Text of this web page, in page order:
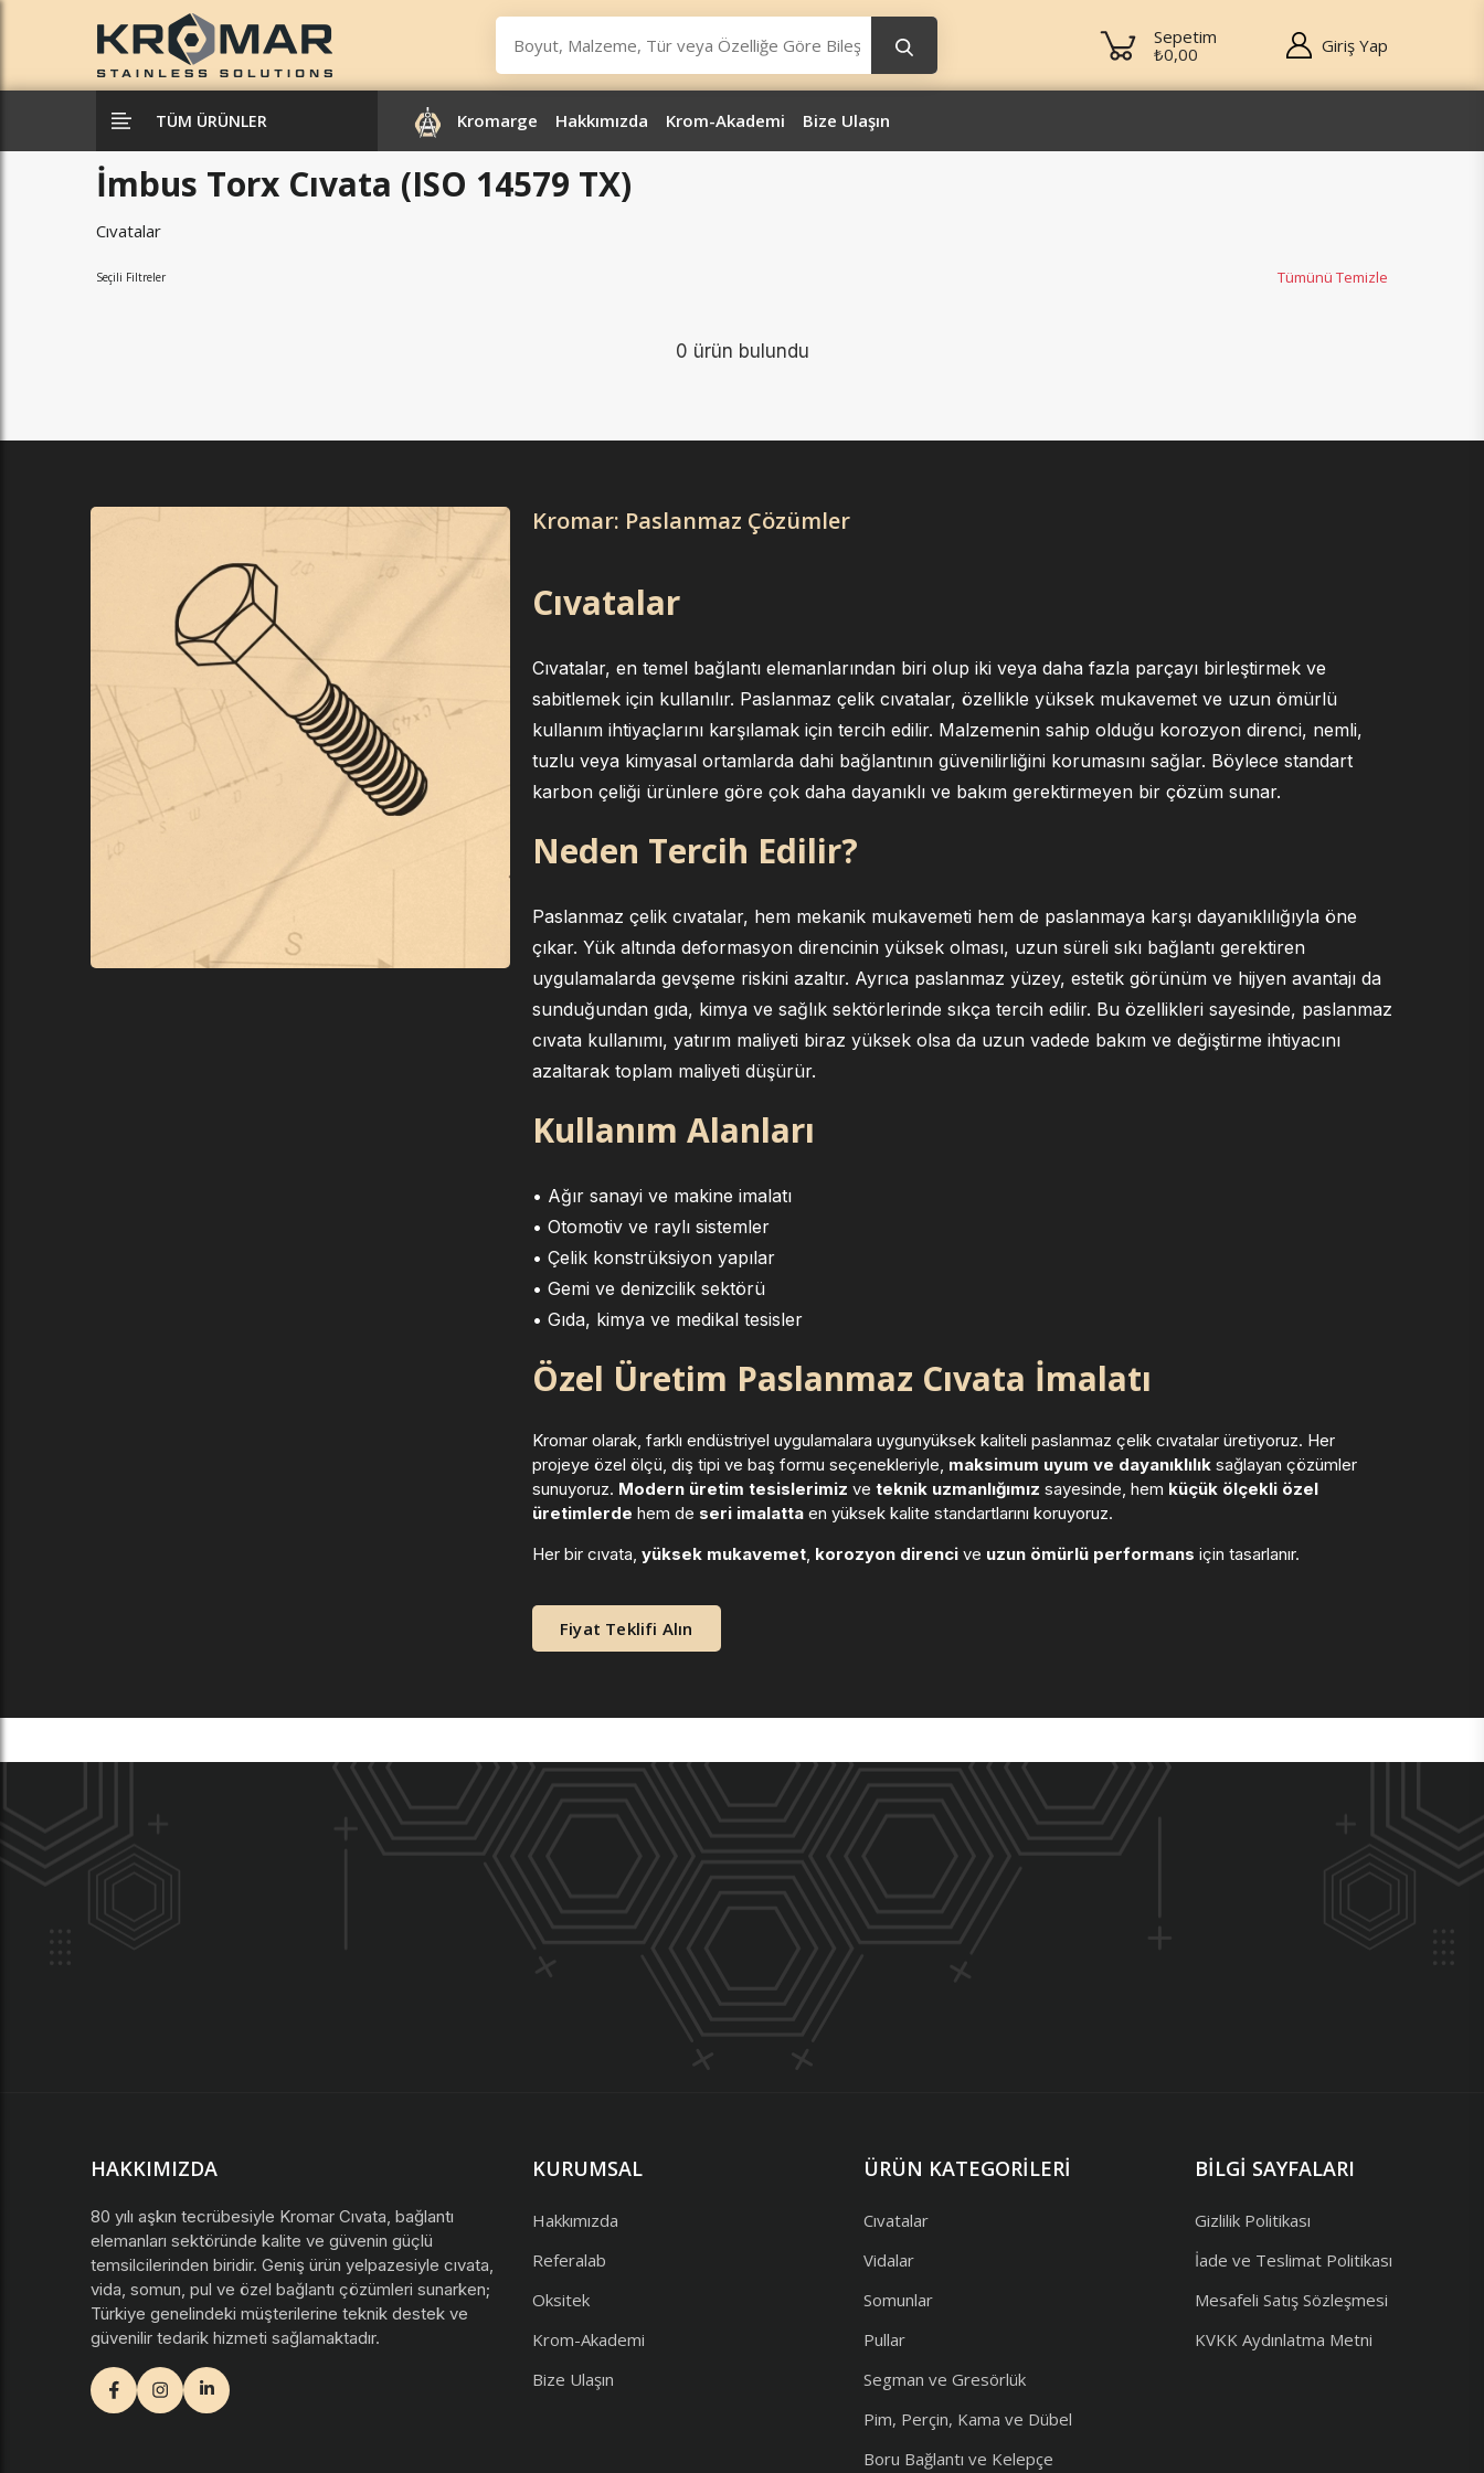
Sepetim
₺0,00
Giriş Yap
TÜM ÜRÜNLER Kromarge Hakkımızda Krom-Akademi Bize Ulaşın
İmbus Torx Cıvata (ISO 14579 TX)
Cıvatalar
Seçili Filtreler Tümünü Temizle
0 ürün bulundu
Kromar: Paslanmaz Çözümler
Cıvatalar
Cıvatalar, en temel bağlantı elemanlarından biri olup iki veya daha fazla parçayı birleştirmek ve
sabitlemek için kullanılır. Paslanmaz çelik cıvatalar, özellikle yüksek mukavemet ve uzun ömürlü
kullanım ihtiyaçlarını karşılamak için tercih edilir. Malzemenin sahip olduğu korozyon direnci, nemli,
tuzlu veya kimyasal ortamlarda dahi bağlantının güvenilirliğini korumasını sağlar. Böylece standart
karbon çeliği ürünlere göre çok daha dayanıklı ve bakım gerektirmeyen bir çözüm sunar.
Neden Tercih Edilir?
Paslanmaz çelik cıvatalar, hem mekanik mukavemeti hem de paslanmaya karşı dayanıklılığıyla öne
çıkar. Yük altında deformasyon direncinin yüksek olması, uzun süreli sıkı bağlantı gerektiren
uygulamalarda gevşeme riskini azaltır. Ayrıca paslanmaz yüzey, estetik görünüm ve hijyen avantajı da
sunduğundan gıda, kimya ve sağlık sektörlerinde sıkça tercih edilir. Bu özellikleri sayesinde, paslanmaz
cıvata kullanımı, yatırım maliyeti biraz yüksek olsa da uzun vadede bakım ve değiştirme ihtiyacını
azaltarak toplam maliyeti düşürür.
Kullanım Alanları
• Ağır sanayi ve makine imalatı
• Otomotiv ve raylı sistemler
• Çelik konstrüksiyon yapılar
• Gemi ve denizcilik sektörü
• Gıda, kimya ve medikal tesisler
Özel Üretim Paslanmaz Cıvata İmalatı
Kromar olarak, farklı endüstriyel uygulamalara uygunyüksek kaliteli paslanmaz çelik cıvatalar üretiyoruz. Her
projeye özel ölçü, diş tipi ve baş formu seçenekleriyle, maksimum uyum ve dayanıklılık sağlayan çözümler
sunuyoruz. Modern üretim tesislerimiz ve teknik uzmanlığımız sayesinde, hem küçük ölçekli özel
üretimlerde hem de seri imalatta en yüksek kalite standartlarını koruyoruz.
Her bir cıvata, yüksek mukavemet, korozyon direnci ve uzun ömürlü performans için tasarlanır.
Fiyat Teklifi Alın
HAKKIMIZDA
80 yılı aşkın tecrübesiyle Kromar Cıvata, bağlantı
elemanları sektöründe kalite ve güvenin güçlü
temsilcilerinden biridir. Geniş ürün yelpazesiyle cıvata,
vida, somun, pul ve özel bağlantı çözümleri sunarken;
Türkiye genelindeki müşterilerine teknik destek ve
güvenilir tedarik hizmeti sağlamaktadır.
facebookinstagramyoutube
KURUMSAL
Hakkımızda
Referalab
Oksitek
Krom-Akademi
Bize Ulaşın
ÜRÜN KATEGORILERI
Cıvatalar
Vidalar
Somunlar
Pullar
Segman ve Gresörlük
Pim, Perçin, Kama ve Dübel
Boru Bağlantı ve Kelepçe
BILGI SAYFALARI
Gizlilik Politikası
İade ve Teslimat Politikası
Mesafeli Satış Sözleşmesi
KVKK Aydınlatma Metni